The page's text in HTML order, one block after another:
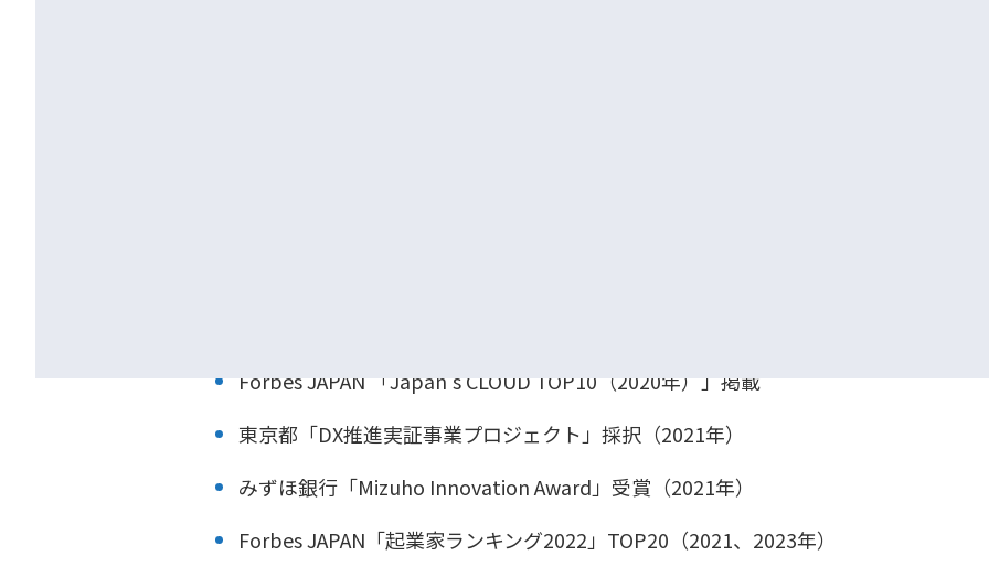
Forbes JAPAN 「Japan’s CLOUD TOP10（2020年）」掲載
東京都「DX推進実証事業プロジェクト」採択（2021年）
みずほ銀行「Mizuho Innovation Award」受賞（2021年）
Forbes JAPAN「起業家ランキング2022」TOP20（2021、2023年）